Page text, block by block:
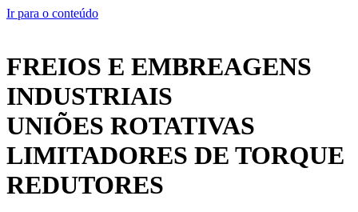
Ir para o conteúdo
FREIOS E EMBREAGENS
INDUSTRIAIS
UNIÕES ROTATIVAS
LIMITADORES DE TORQUE
REDUTORES